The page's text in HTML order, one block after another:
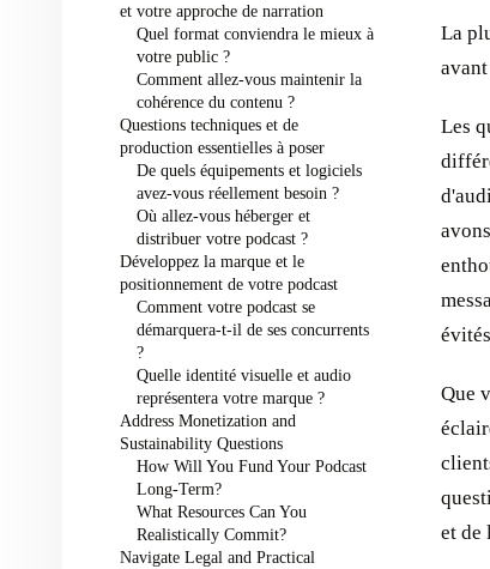
et votre approche de narration
Quel format conviendra le mieux à
votre public ?
Comment allez-vous maintenir la
cohérence du contenu ?
Questions techniques et de
production essentielles à poser
De quels équipements et logiciels
avez-vous réellement besoin ?
Où allez-vous héberger et
distribuer votre podcast ?
Développez la marque et le
positionnement de votre podcast
Comment votre podcast se
démarquera-t-il de ses concurrents
?
Quelle identité visuelle et audio
représentera votre marque ?
Address Monetization and
Sustainability Questions
How Will You Fund Your Podcast
Long-Term?
What Resources Can You
Realistically Commit?
Navigate Legal and Practical
La
Les
Que
et de